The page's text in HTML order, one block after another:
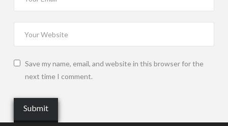
Save my name, email, and website in this browser for the
next time I comment.